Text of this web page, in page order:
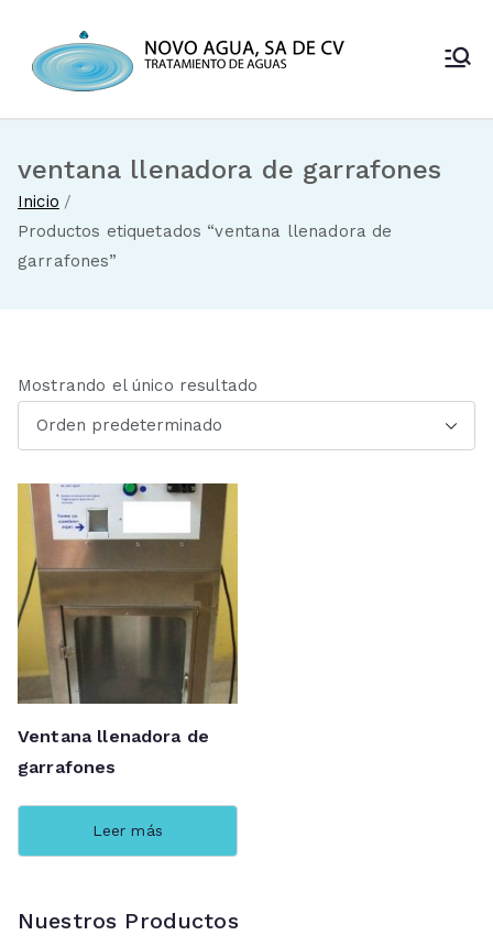
contenido
Novo Agua
de aguas
ventana llenadora de garrafones
Inicio
Productos etiquetados “ventana llenadora de
garrafones”
Mostrando el único resultado
Ventana llenadora de
garrafones
Leer más
Nuestros Productos